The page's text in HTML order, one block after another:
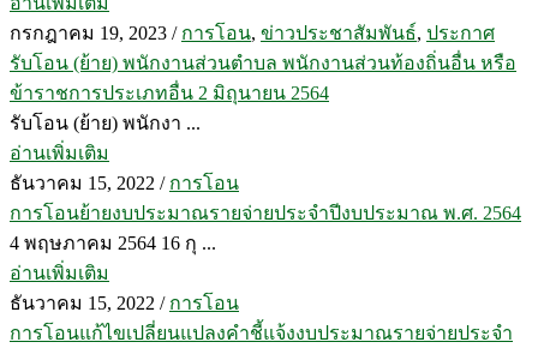
กรกฎาคม 19, 2023 / การโอน, ข่าวประชาสัมพันธ์, ประกาศ
รับโอน (ย้าย) พนักงานส่วนตำบล พนักงานส่วนท้องถิ่นอื่น หรือ
ข้าราชการประเภทอื่น 2 มิถุนายน 2564
รับโอน (ย้าย) พนักงา ...
อ่านเพิ่มเติม
ธันวาคม 15, 2022 / การโอน
การโอนย้ายงบประมาณรายจ่ายประจำปีงบประมาณ พ.ศ. 2564
4 พฤษภาคม 2564 16 กุ ...
อ่านเพิ่มเติม
ธันวาคม 15, 2022 / การโอน
การโอนแก้ไขเปลี่ยนแปลงคำชี้แจ้งงบประมาณรายจ่ายประจำ